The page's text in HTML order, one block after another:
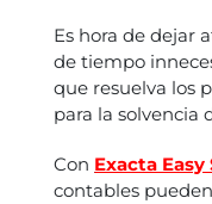
Es hora de dejar
de tiempo
que resuelva los
para la solvencia
Con Exacta Easy
contables